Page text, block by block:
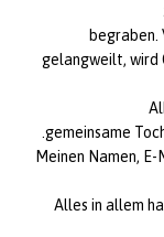
begraben.
gelangweilt, wird
gemeinsame
Meinen Namen,
Alles in allem